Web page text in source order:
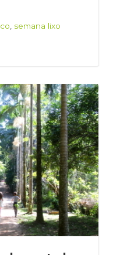
semana lixo